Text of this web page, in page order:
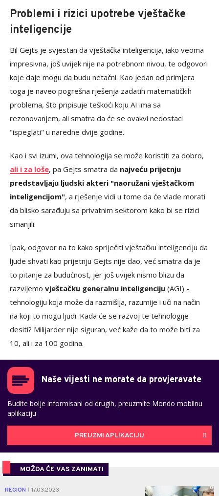
Problemi i rizici upotrebe vještačke
inteligencije
Bil Gejts je svjestan da vještačka inteligencija, iako veoma
impresivna, još uvijek nije na potrebnom nivou, te odgovori
koje daje mogu da budu netačni. Kao jedan od primjera
toga je naveo pogrešna rješenja zadatih matematičkih
problema, što pripisuje teškoći koju AI ima sa
rezonovanjem, ali smatra da će se ovakvi nedostaci
"ispeglati" u naredne dvije godine.
Kao i svi izumi, ova tehnologija se može koristiti za dobro,
ali i za loše, pa Gejts smatra da najveću prijetnju
predstavljaju ljudski akteri "naoružani vještačkom
inteligencijom", a rješenje vidi u tome da će vlade morati
da blisko sarađuju sa privatnim sektorom kako bi se rizici
smanjili.
Ipak, odgovor na to kako spriječiti vještačku inteligenciju da
ljude shvati kao prijetnju Gejts nije dao, već smatra da je
to pitanje za budućnost, jer još uvijek nismo blizu da
razvijemo vještačku generalnu inteligenciju (AGI) -
tehnologiju koja može da razmišlja, razumije i uči na način
na koji to mogu ljudi. Kada će se razvoj te tehnologije
desiti? Milijarder nije siguran, već kaže da to može biti za
10, ali i za 100 godina.
Naše vijesti ne morate da provjeravate
Budite bolje informisani od drugih, preuzmite Mondo mobilnu
aplikaciju
PREUZMI APLIKACIJU
MOŽDA ĆE VAS ZANIMATI
REGION 17.03.2023. 0